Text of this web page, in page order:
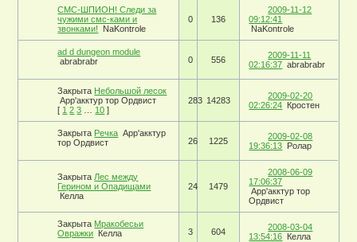
СМС-ШПИОН! Следи за
чужими смс-ками и
звонками!
NaKontrole
0 136
2009-11-12
09:12:41
NaKontrole
ad d dungeon module
abrabrabr
0 556
2009-11-11
02:16:37 abrabrabr
Закрыта Небольшой лесок
Арр'акктур тор Ордвист
[ 1 2 3 10 ]
283 14283
2009-02-20
02:26:24 Кростен
Закрыта Речка Арр'акктур
тор Ордвист
26 1225
2009-02-08
19:36:13 Ролар
Закрыта Лес между
Герином и Опадищами
Келла
24 1479
2008-06-09
17:06:37
Арр'акктур тор
Ордвист
Закрыта Мракобесьи
Овражки Келла 3 604
2008-03-04
13:54:16 Келла